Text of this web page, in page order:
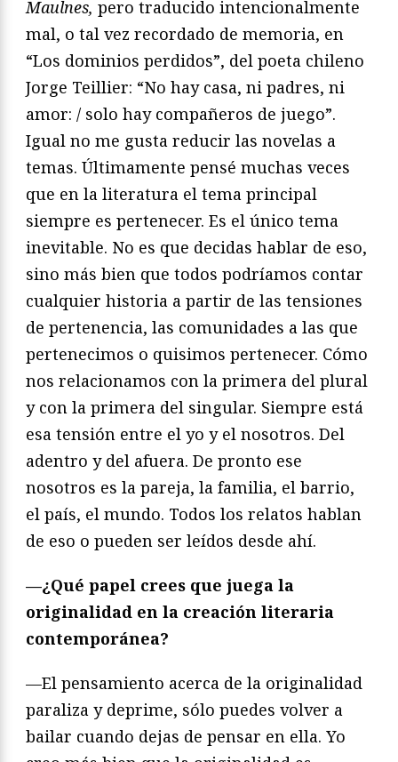
Maulnes, pero traducido intencionalmente
mal, o tal vez recordado de memoria, en
“Los dominios perdidos”, del poeta chileno
Jorge Teillier: “No hay casa, ni padres, ni
amor: / solo hay compañeros de juego”.
Igual no me gusta reducir las novelas a
temas. Últimamente pensé muchas veces
que en la literatura el tema principal
siempre es pertenecer. Es el único tema
inevitable. No es que decidas hablar de eso,
sino más bien que todos podríamos contar
cualquier historia a partir de las tensiones
de pertenencia, las comunidades a las que
pertenecimos o quisimos pertenecer. Cómo
nos relacionamos con la primera del plural
y con la primera del singular. Siempre está
esa tensión entre el yo y el nosotros. Del
adentro y del afuera. De pronto ese
nosotros es la pareja, la familia, el barrio,
el país, el mundo. Todos los relatos hablan
de eso o pueden ser leídos desde ahí.
—¿Qué papel crees que juega la
originalidad en la creación literaria
contemporánea?
—El pensamiento acerca de la originalidad
paraliza y deprime, sólo puedes volver a
bailar cuando dejas de pensar en ella. Yo